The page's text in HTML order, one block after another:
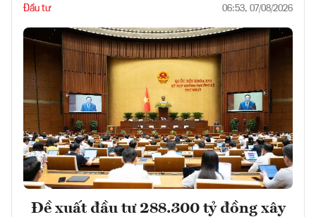
Đầu tư 06:53, 07/08/2026
Đề xuất đầu tư 288.300 tỷ đồng xây